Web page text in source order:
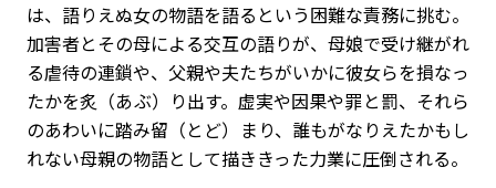
は、語りえぬ女の物語を語るという困難な責務に挑む。
加害者とその母による交互の語りが、母娘で受け継がれ
る虐待の連鎖や、父親や夫たちがいかに彼女らを損なっ
たかを炙（あぶ）り出す。虚実や因果や罪と罰、それら
のあわいに踏み留（とど）まり、誰もがなりえたかもし
れない母親の物語として描ききった力業に圧倒される。